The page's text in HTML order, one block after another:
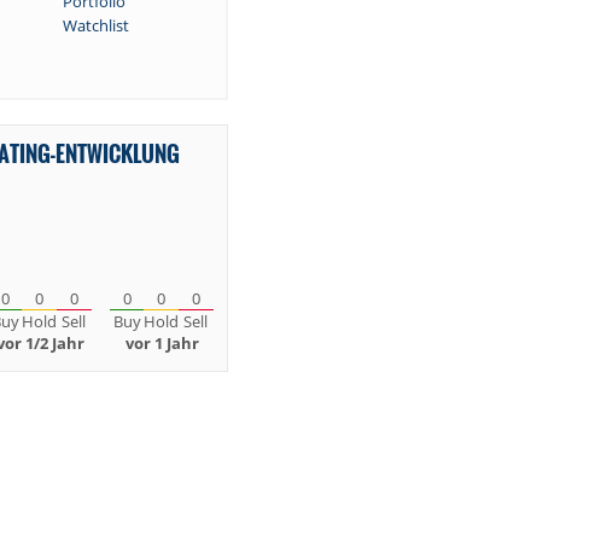
Watchlist
ENTWICKLUNG
0
0
Hold
0
Sell
1/2 Jahr
0
Buy
0
Hold
0
Sell
vor 1 Jahr